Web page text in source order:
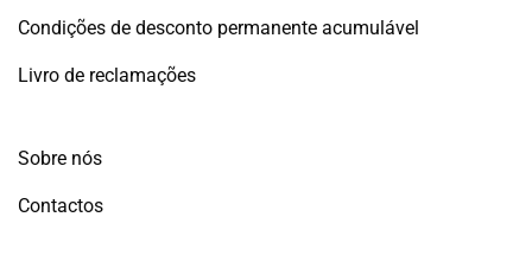
Condições de desconto permanente acumulável
Livro de reclamações
Sobre nós
Contactos